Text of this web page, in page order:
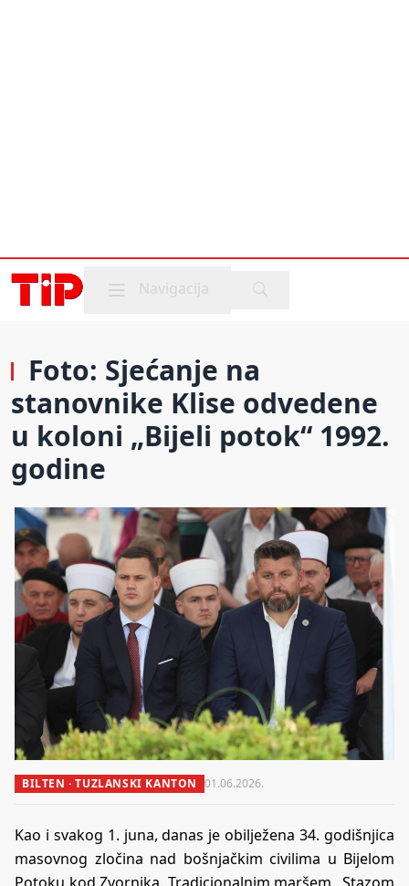
Mobile menu
Navigacija
Foto: Sjećanje na
stanovnike Klise odvedene
u koloni „Bijeli potok“ 1992.
godine
BILTEN · TUZLANSKI KANTON 01.06.2026.
Kao i svakog 1. juna, danas je obilježena 34. godišnjica
masovnog zločina nad bošnjačkim civilima u Bijelom